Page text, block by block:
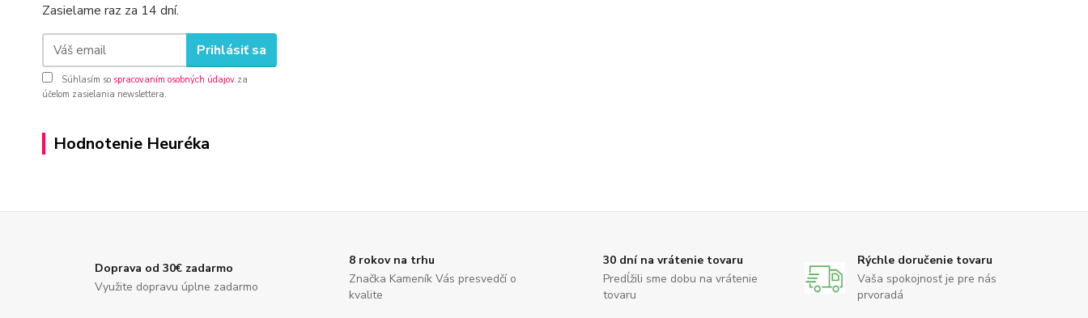
Zasielame raz za 14 dní.
Prihlásiť sa
Súhlasím so spracovaním osobných údajov za
účelom zasielania newslettera.
Hodnotenie Heuréka
Doprava od 30€ zadarmo
Využite dopravu úplne zadarmo
8 rokov na trhu
Značka Kameník Vás presvedčí o
kvalite
30 dní na vrátenie tovaru
Predĺžili sme dobu na vrátenie
tovaru
Rýchle doručenie tovaru
Vaša spokojnosť je pre nás
prvoradá